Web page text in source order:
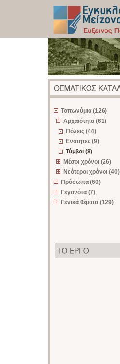
Τοπωνύμια (126)
Αρχαιότητα (61)
Πόλεις (44)
Ενότητες (9)
Τύμβοι (8)
Μέσοι χρόνοι (26)
Νεότεροι χρόνοι (40)
Πρόσωπα (60)
Γεγονότα (7)
Γενικά θέματα (129)